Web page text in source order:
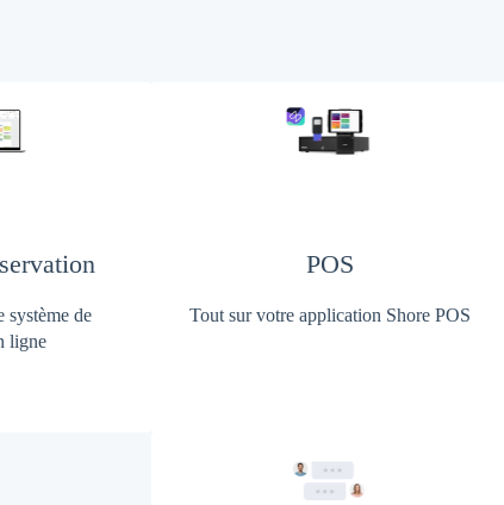
système de
ligne
POS
Tout sur votre application Shore POS